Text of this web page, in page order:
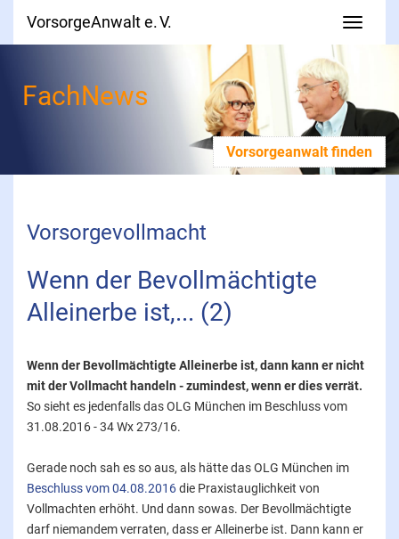
VorsorgeAnwalt e. V.
FachNews
Vorsorgeanwalt finden
Vorsorgevollmacht
Wenn der Bevollmächtigte
Alleinerbe ist,... (2)
Wenn der Bevollmächtigte Alleinerbe ist, dann kann er nicht
mit der Vollmacht handeln - zumindest, wenn er dies verrät.
So sieht es jedenfalls das OLG München im Beschluss vom
31.08.2016 - 34 Wx 273/16.
Gerade noch sah es so aus, als hätte das OLG München im
Beschluss vom 04.08.2016die Praxistauglichkeit von
Vollmachten erhöht. Und dann sowas. Der Bevollmächtigte
darf niemandem verraten, dass er Alleinerbe ist. Dann kann er